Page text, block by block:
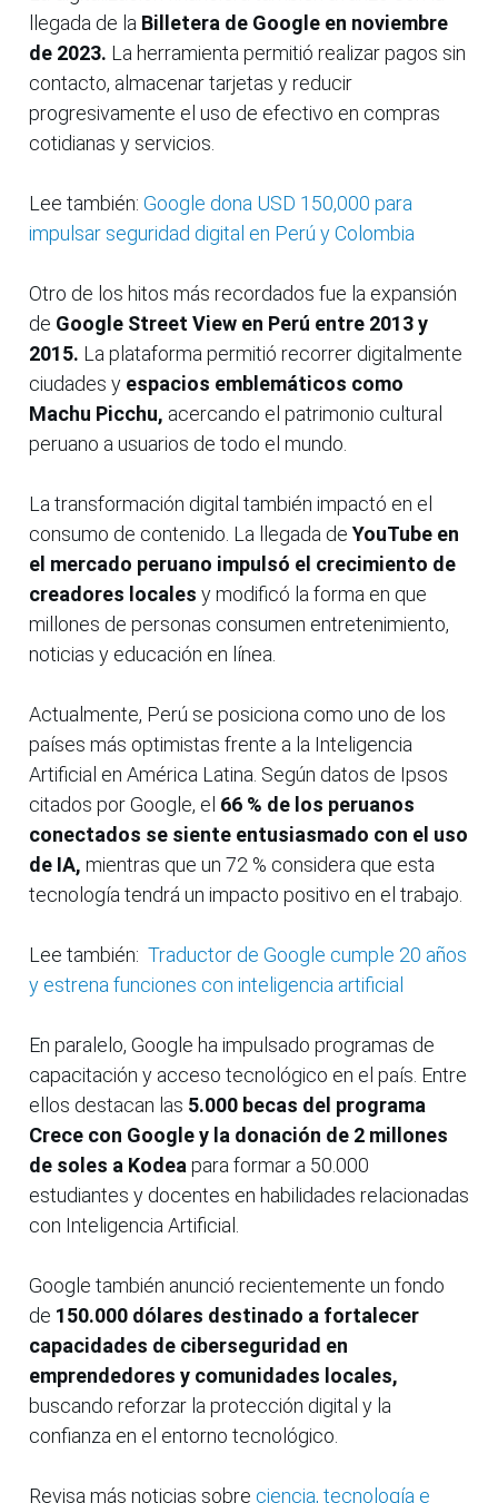
llegada de la Billetera de Google en noviembre
de 2023. La herramienta permitió realizar pagos sin
contacto, almacenar tarjetas y reducir
progresivamente el uso de efectivo en compras
cotidianas y servicios.
Lee también: Google dona USD 150,000 para
impulsar seguridad digital en Perú y Colombia
Otro de los hitos más recordados fue la expansión
de Google Street View en Perú entre 2013 y
2015. La plataforma permitió recorrer digitalmente
ciudades y espacios emblemáticos como
Machu Picchu, acercando el patrimonio cultural
peruano a usuarios de todo el mundo.
La transformación digital también impactó en el
consumo de contenido. La llegada de YouTube en
el mercado peruano impulsó el crecimiento de
creadores locales y modificó la forma en que
millones de personas consumen entretenimiento,
noticias y educación en línea.
Actualmente, Perú se posiciona como uno de los
países más optimistas frente a la Inteligencia
Artificial en América Latina. Según datos de Ipsos
citados por Google, el 66 % de los peruanos
conectados se siente entusiasmado con el uso
de IA, mientras que un 72 % considera que esta
tecnología tendrá un impacto positivo en el trabajo.
Lee también: Traductor de Google cumple 20 años
y estrena funciones con inteligencia artificial
En paralelo, Google ha impulsado programas de
capacitación y acceso tecnológico en el país. Entre
ellos destacan las 5.000 becas del programa
Crece con Google y la donación de 2 millones
de soles a Kodea para formar a 50.000
estudiantes y docentes en habilidades relacionadas
con Inteligencia Artificial.
Google también anunció recientemente un fondo
de 150.000 dólares destinado a fortalecer
capacidades de ciberseguridad en
emprendedores y comunidades locales,
buscando reforzar la protección digital y la
confianza en el entorno tecnológico.
Revisa más noticias sobre ciencia, tecnología e